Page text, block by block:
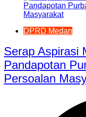
DPRD Medan
Serap Aspirasi
Pandapotan
Persoalan